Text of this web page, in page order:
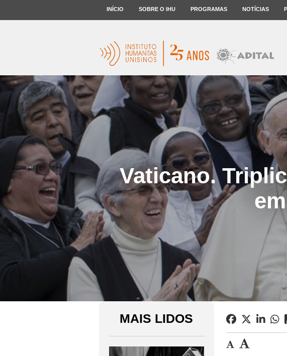
INÍCIO SOBRE O IHU PROGRAMAS NOTÍCIAS
Vaticano.
MAIS LIDOS